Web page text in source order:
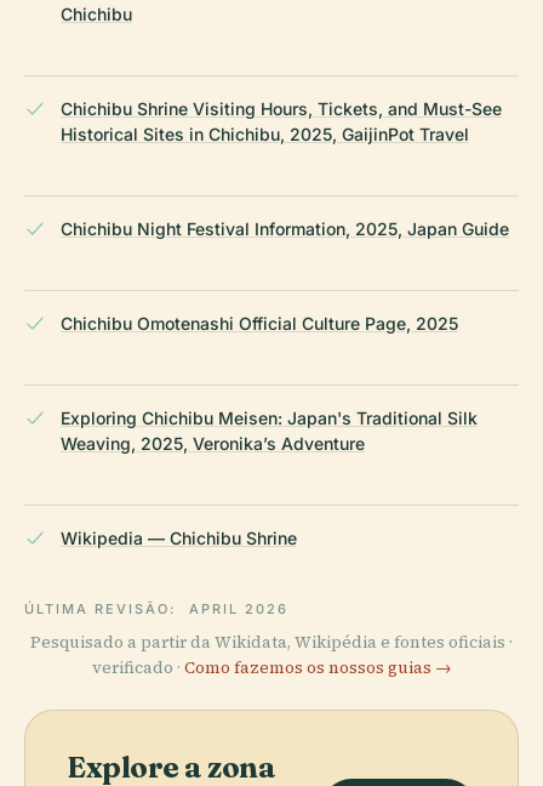
Chichibu
Chichibu Shrine Visiting Hours, Tickets, and Must-See
Historical Sites in Chichibu, 2025, GaijinPot Travel
Chichibu Night Festival Information, 2025, Japan Guide
Chichibu Omotenashi Official Culture Page, 2025
Exploring Chichibu Meisen: Japan's Traditional Silk
Weaving, 2025, Veronika’s Adventure
Wikipedia — Chichibu Shrine
ÚLTIMA REVISÃO: APRIL 2026
Pesquisado a partir da Wikidata, Wikipédia e fontes oficiais ·
verificado · Como fazemos os nossos guias →
Explore a zona